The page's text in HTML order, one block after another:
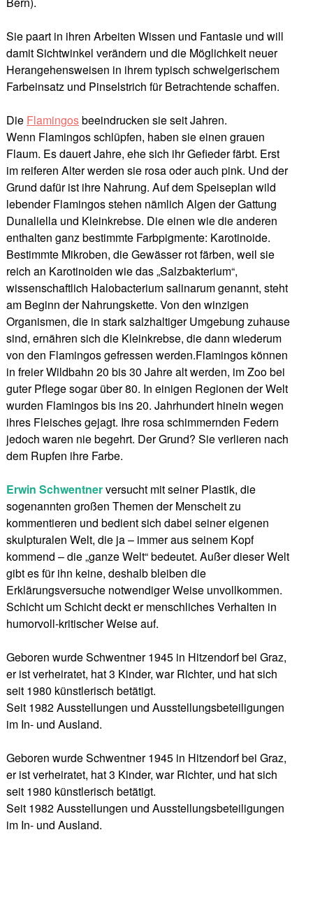
Sie paart in ihren Arbeiten Wissen und Fantasie und will
damit Sichtwinkel verändern und die Möglichkeit neuer
Herangehensweisen in ihrem typisch schwelgerischem
Farbeinsatz und Pinselstrich für Betrachtende schaffen.
Die Flamingosbeeindrucken sie seit Jahren.
Wenn Flamingos schlüpfen, haben sie einen grauen
Flaum. Es dauert Jahre, ehe sich ihr Gefieder färbt. Erst
im reiferen Alter werden sie rosa oder auch pink. Und der
Grund dafür ist ihre Nahrung. Auf dem Speiseplan wild
lebender Flamingos stehen nämlich Algen der Gattung
Dunaliella und Kleinkrebse. Die einen wie die anderen
enthalten ganz bestimmte Farbpigmente: Karotinoide.
Bestimmte Mikroben, die Gewässer rot färben, weil sie
reich an Karotinoiden wie das „Salzbakterium“,
wissenschaftlich Halobacterium salinarum genannt, steht
am Beginn der Nahrungskette. Von den winzigen
Organismen, die in stark salzhaltiger Umgebung zuhause
sind, ernähren sich die Kleinkrebse, die dann wiederum
von den Flamingos gefressen werden.Flamingos können
in freier Wildbahn 20 bis 30 Jahre alt werden, im Zoo bei
guter Pflege sogar über 80. In einigen Regionen der Welt
wurden Flamingos bis ins 20. Jahrhundert hinein wegen
ihres Fleisches gejagt. Ihre rosa schimmernden Federn
jedoch waren nie begehrt. Der Grund? Sie verlieren nach
dem Rupfen ihre Farbe.
Erwin Schwentnerversucht mit seiner Plastik, die
sogenannten großen Themen der Menscheit zu
kommentieren und bedient sich dabei seiner eigenen
skulpturalen Welt, die ja – immer aus seinem Kopf
kommend – die „ganze Welt“ bedeutet. Außer dieser Welt
gibt es für ihn keine, deshalb bleiben die
Erklärungsversuche notwendiger Weise unvollkommen.
Schicht um Schicht deckt er menschliches Verhalten in
humorvoll-kritischer Weise auf.
Geboren wurde Schwentner 1945 in Hitzendorf bei Graz,
er ist verheiratet, hat 3 Kinder, war Richter, und hat sich
seit 1980 künstlerisch betätigt.
Seit 1982 Ausstellungen und Ausstellungsbeteiligungen
im In- und Ausland.
Geboren wurde Schwentner 1945 in Hitzendorf bei Graz,
er ist verheiratet, hat 3 Kinder, war Richter, und hat sich
seit 1980 künstlerisch betätigt.
Seit 1982 Ausstellungen und Ausstellungsbeteiligungen
im In- und Ausland.